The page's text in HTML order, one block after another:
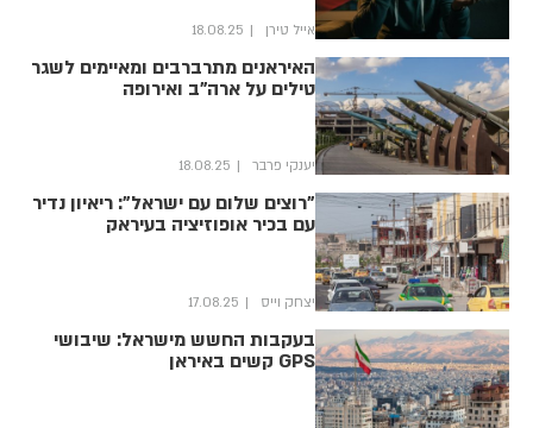
אייל טירן 18.08.25
האיראנים מתרברבים ומאיימים לשגר
טילים על ארה"ב ואירופה
יענקי פרבר 18.08.25
"רוצים שלום עם ישראל": ריאיון נדיר
עם בכיר אופוזיציה בעיראק
יצחק וייס 17.08.25
בעקבות החשש מישראל: שיבושי
GPS קשים באיראן